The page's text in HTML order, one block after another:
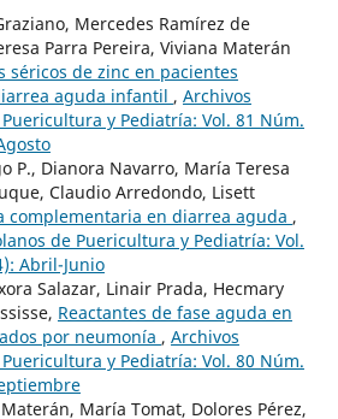
Mercedes Ramírez de
Parra Pereira, Viviana Materán
séricos de zinc en pacientes
aguda infantil , Archivos
y Pediatría: Vol. 81 Núm.
P., Dianora Navarro, María Teresa
Claudio Arredondo, Lisett
complementaria en diarrea aguda ,
de Puericultura y Pediatría: Vol.
Abril-Junio
Salazar, Linair Prada, Hecmary
Reactantes de fase aguda en
por neumonía , Archivos
y Pediatría: Vol. 80 Núm.
María Tomat, Dolores Pérez,